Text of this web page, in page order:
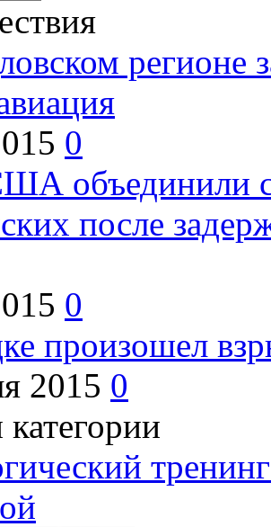
регионе
0
объединили
после
0
произошел
2015 0